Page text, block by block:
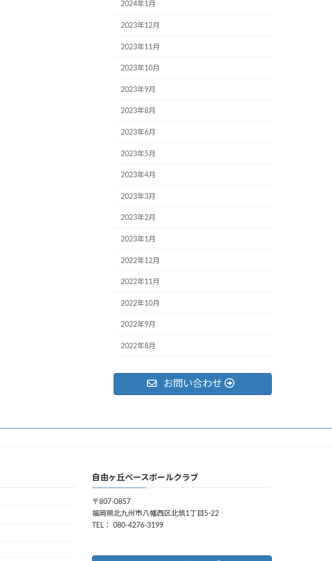
2024年1月
2023年12月
2023年11月
2023年10月
2023年9月
2023年8月
2023年6月
2023年5月
2023年4月
2023年3月
2023年2月
2023年1月
2022年12月
2022年11月
2022年10月
2022年9月
2022年8月
お問い合わせ
自由ヶ丘ベースボールクラブ
〒807-0857
福岡県北九州市八幡西区北筑1丁目5-22
TEL： 080-4276-3199